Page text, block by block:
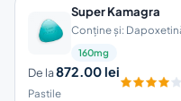
Super Kamagra
Conține și:
160mg
De la872.00 lei
Pastile